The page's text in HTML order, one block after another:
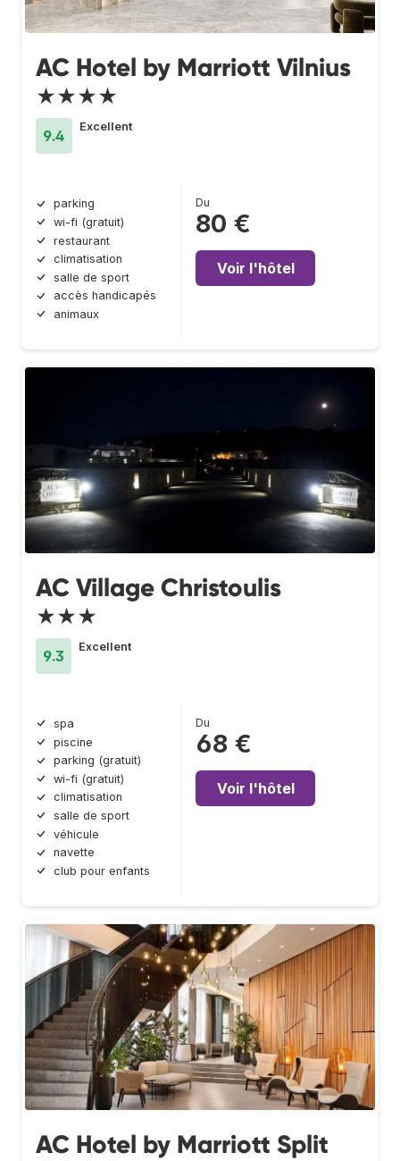
AC Hotel by Marriott Vilnius
★★★★
9.4
Excellent
parking
wi-fi (gratuit)
restaurant
climatisation
salle de sport
accès handicapés
animaux
Du
80 €
Voir l'hôtel
AC Village Christoulis
★★★
9.3
Excellent
spa
piscine
parking (gratuit)
wi-fi (gratuit)
climatisation
salle de sport
véhicule
navette
club pour enfants
Du
68 €
Voir l'hôtel
AC Hotel by Marriott Split